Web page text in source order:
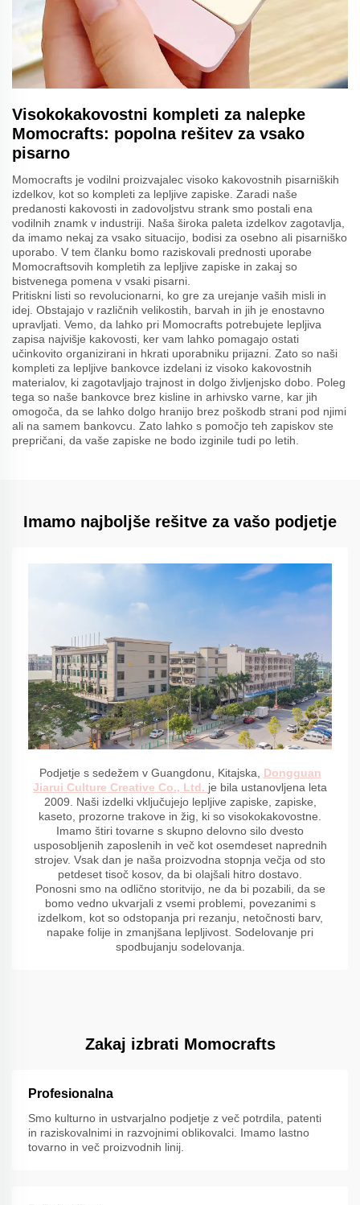
Visokokakovostni kompleti za nalepke
Momocrafts: popolna rešitev za vsako
pisarno
Momocrafts je vodilni proizvajalec visoko kakovostnih pisarniških
izdelkov, kot so kompleti za lepljive zapiske. Zaradi naše
predanosti kakovosti in zadovoljstvu strank smo postali ena
vodilnih znamk v industriji. Naša široka paleta izdelkov zagotavlja,
da imamo nekaj za vsako situacijo, bodisi za osebno ali pisarniško
uporabo. V tem članku bomo raziskovali prednosti uporabe
Momocraftsovih kompletih za lepljive zapiske in zakaj so
bistvenega pomena v vsaki pisarni.
Pritiskni listi so revolucionarni, ko gre za urejanje vaših misli in
idej. Obstajajo v različnih velikostih, barvah in jih je enostavno
upravljati. Vemo, da lahko pri Momocrafts potrebujete lepljiva
zapisa najvišje kakovosti, ker vam lahko pomagajo ostati
učinkovito organizirani in hkrati uporabniku prijazni. Zato so naši
kompleti za lepljive bankovce izdelani iz visoko kakovostnih
materialov, ki zagotavljajo trajnost in dolgo življenjsko dobo. Poleg
tega so naše bankovce brez kisline in arhivsko varne, kar jih
omogoča, da se lahko dolgo hranijo brez poškodb strani pod njimi
ali na samem bankovcu. Zato lahko s pomočjo teh zapiskov ste
prepričani, da vaše zapiske ne bodo izginile tudi po letih.
Imamo najboljše rešitve za vašo podjetje
Podjetje s sedežem v Guangdonu, Kitajska, Dongguan
Jiarui Culture Creative Co., Ltd. je bila ustanovljena leta
2009. Naši izdelki vključujejo lepljive zapiske, zapiske,
kaseto, prozorne trakove in žig, ki so visokokakovostne.
Imamo štiri tovarne s skupno delovno silo dvesto
usposobljenih zaposlenih in več kot osemdeset naprednih
strojev. Vsak dan je naša proizvodna stopnja večja od sto
petdeset tisoč kosov, da bi olajšali hitro dostavo.
Ponosni smo na odlično storitvijo, ne da bi pozabili, da se
bomo vedno ukvarjali z vsemi problemi, povezanimi s
izdelkom, kot so odstopanja pri rezanju, netočnosti barv,
napake folije in zmanjšana lepljivost. Sodelovanje pri
spodbujanju sodelovanja.
Zakaj izbrati Momocrafts
Profesionalna
Smo kulturno in ustvarjalno podjetje z več potrdila, patenti
in raziskovalnimi in razvojnimi oblikovalci. Imamo lastno
tovarno in več proizvodnih linij.